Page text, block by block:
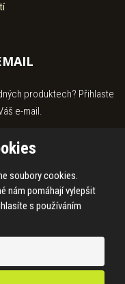
soubory cookies.
nám pomáhají vylepšit
s používáním
produktech? Přihlaste
e-mail.
údajů.